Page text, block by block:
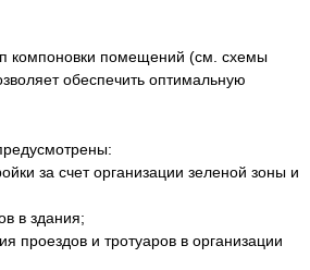
компоновки помещений (см. схемы
обеспечить оптимальную
за счет организации зеленой зоны и
в здания;
проездов и тротуаров в организации